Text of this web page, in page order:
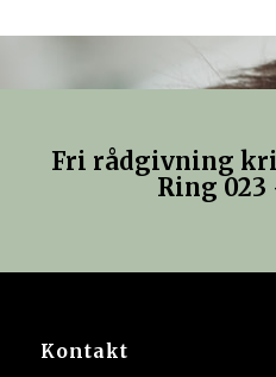
Fri rådgivning
Ring 023
Kontakt